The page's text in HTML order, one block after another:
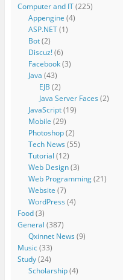
Computer and IT(225)
Appengine (4)
ASP.NET(1)
Bot(2)
Discuz!(6)
Facebook(3)
Java (43)
EJB (2)
Java Server Faces (2)
JavaScript(19)
Mobile (29)
Photoshop(2)
Tech News (55)
Tutorial (12)
Web Design(3)
Web Programming(21)
Website (7)
WordPress (4)
Food(3)
General (387)
Qxinnet News (9)
Music(33)
Study(24)
Scholarship(4)